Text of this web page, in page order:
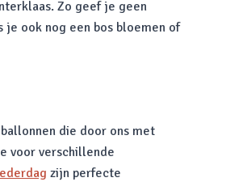
Zo geef je geen
ook nog een bos bloemen of
die door ons met
voor verschillende
zijn perfecte